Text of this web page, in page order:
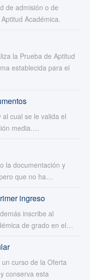
de admisión o de
Académica.
la Prueba de Aptitud
establecida para el
cual se le valida el
media.…
la documentación y
que no ha…
ingreso
inscribe al
de grado en el…
curso de la Oferta
conserva esta